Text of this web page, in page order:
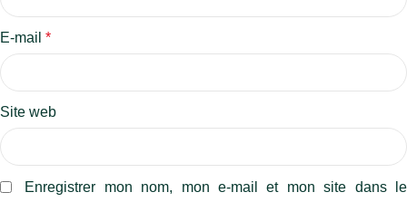
E-mail *
Site web
Enregistrer mon nom, mon e-mail et mon site dans le